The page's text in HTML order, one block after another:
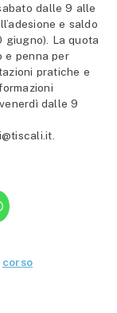
dalle 9 alle
e saldo
giugno). La quota
e penna per
pratiche e
dalle 9
Fai
clic
per
apre
corso